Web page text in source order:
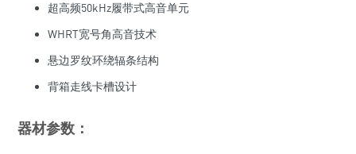
超高频50kHz履带式高音单元
WHRT宽号角高音技术
悬边罗纹环绕辐条结构
背箱走线卡槽设计
器材参数：